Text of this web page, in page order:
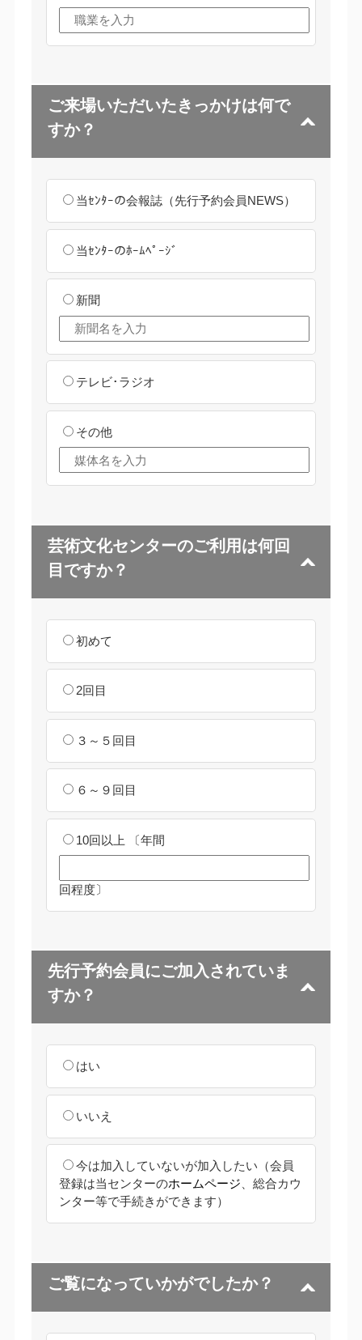
ご来場いただいたきっかけは何で
すか？
当ｾﾝﾀｰの会報誌（先行予約会員NEWS）
当ｾﾝﾀｰのﾎｰﾑﾍﾟｰｼﾞ
新聞
テレビ･ラジオ
その他
芸術文化センターのご利用は何回
目ですか？
初めて
2回目
３～５回目
６～９回目
10回以上 〔年間
回程度〕
先行予約会員にご加入されていま
すか？
はい
いいえ
今は加入していないが加入したい （会員
登録は当センターのホームページ、総合カウ
ンター等で手続きができます）
ご覧になっていかがでしたか？